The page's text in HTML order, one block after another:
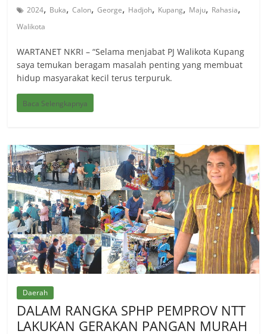
2024, Buka,Calon,George, Hadjoh, Kupang, Maju, Rahasia,
Walikota
WARTANET NKRI – “Selama menjabat PJ Walikota Kupang
saya temukan beragam masalah penting yang membuat
hidup masyarakat kecil terus terpuruk.
Baca Selengkapnya
Daerah
DALAM RANGKA SPHP PEMPROV NTT
LAKUKAN GERAKAN PANGAN MURAH